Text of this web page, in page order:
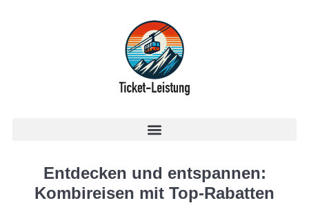
Entdecken und entspannen:
Kombireisen mit Top-Rabatten